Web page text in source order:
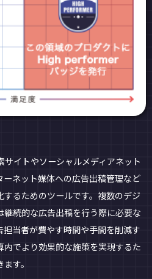
イトやソーシャルメディアネット
ネット媒体への広告出稿管理など
るためのツールです。複数のデジ
続的な広告出稿を行う際に必要な
当者が費やす時間や手間を削減す
でより効果的な施策を実現するた
す。